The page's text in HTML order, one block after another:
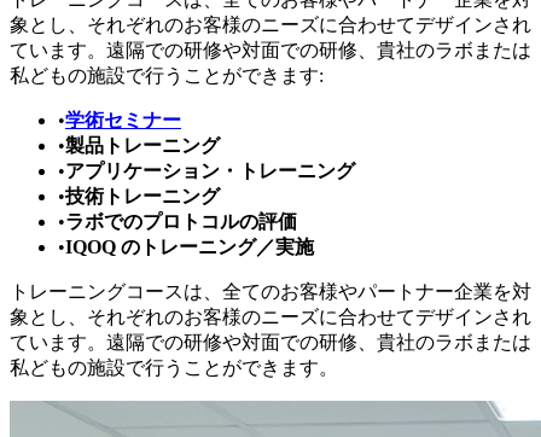
象とし、それぞれのお客様のニーズに合わせてデザインされ
ています。遠隔での研修や対面での研修、貴社のラボまたは
私どもの施設で行うことができます:
•学術セミナー
•製品トレーニング
•アプリケーション・トレーニング
•技術トレーニング
•ラボでのプロトコルの評価
•IQOQ のトレーニング／実施
トレーニングコースは、全てのお客様やパートナー企業を対
象とし、それぞれのお客様のニーズに合わせてデザインされ
ています。遠隔での研修や対面での研修、貴社のラボまたは
私どもの施設で行うことができます。